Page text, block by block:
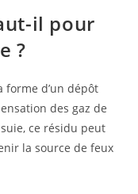
il pour
?
forme d’un dépôt
des gaz de
ce résidu peut
la source de feux